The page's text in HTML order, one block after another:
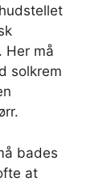
Her må
solkrem
bades
at